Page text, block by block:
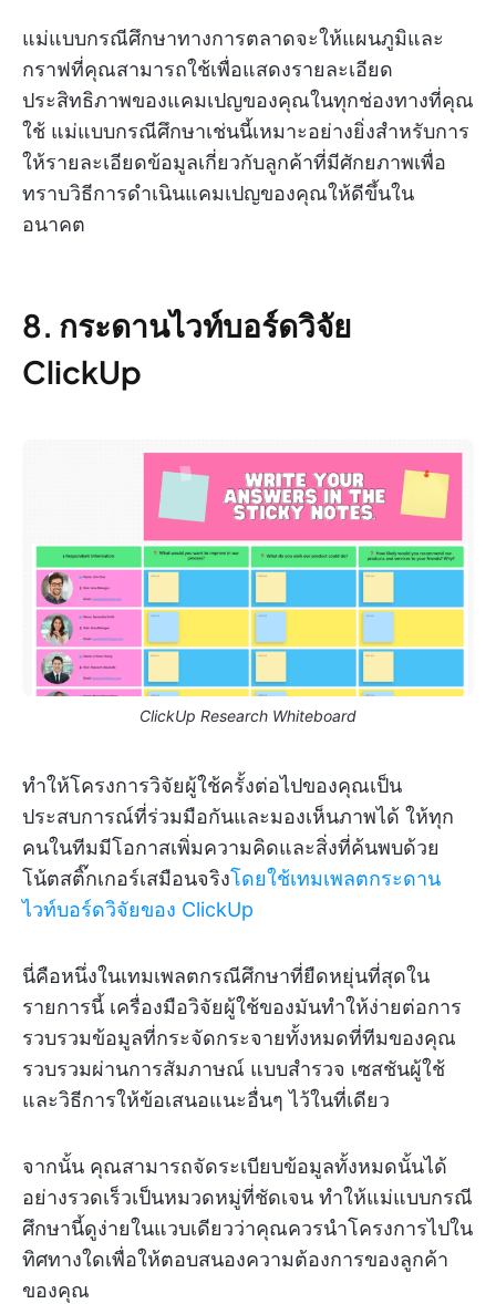
แม่แบบกรณีศึกษาทางการตลาดจะให้แผนภูมิและ
กราฟที่คุณสามารถใช้เพื่อแสดงรายละเอียด
ประสิทธิภาพของแคมเปญของคุณในทุกช่องทางที่คุณ
ใช้ แม่แบบกรณีศึกษาเช่นนี้เหมาะอย่างยิ่งสำหรับการ
ให้รายละเอียดข้อมูลเกี่ยวกับลูกค้าที่มีศักยภาพเพื่อ
ทราบวิธีการดำเนินแคมเปญของคุณให้ดีขึ้นใน
อนาคต
8. กระดานไวท์บอร์ดวิจัย
ClickUp
ClickUp Research Whiteboard
ทำให้โครงการวิจัยผู้ใช้ครั้งต่อไปของคุณเป็น
ประสบการณ์ที่ร่วมมือกันและมองเห็นภาพได้ ให้ทุก
คนในทีมมีโอกาสเพิ่มความคิดและสิ่งที่ค้นพบด้วย
โน้ตสติ๊กเกอร์เสมือนจริงโดยใช้เทมเพลตกระดาน
ไวท์บอร์ดวิจัยของ ClickUp
นี่คือหนึ่งในเทมเพลตกรณีศึกษาที่ยืดหยุ่นที่สุดใน
รายการนี้ เครื่องมือวิจัยผู้ใช้ของมันทำให้ง่ายต่อการ
รวบรวมข้อมูลที่กระจัดกระจายทั้งหมดที่ทีมของคุณ
รวบรวมผ่านการสัมภาษณ์ แบบสำรวจ เซสชันผู้ใช้
และวิธีการให้ข้อเสนอแนะอื่นๆ ไว้ในที่เดียว
จากนั้น คุณสามารถจัดระเบียบข้อมูลทั้งหมดนั้นได้
อย่างรวดเร็วเป็นหมวดหมู่ที่ชัดเจน ทำให้แม่แบบกรณี
ศึกษานี้ดูง่ายในแวบเดียวว่าคุณควรนำโครงการไปใน
ทิศทางใดเพื่อให้ตอบสนองความต้องการของลูกค้า
ของคุณ